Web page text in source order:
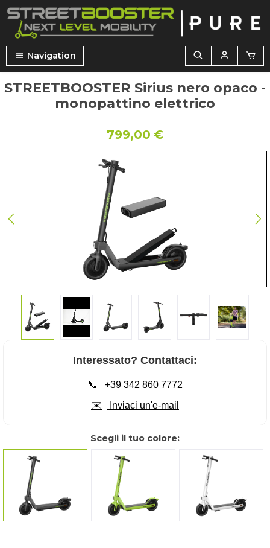
principale
Navigation
STREETBOOSTER Sirius nero opaco -
monopattino elettrico
799,00 €
Salta la galleria di immagini
Interessato? Contattaci:
📞
+39 342 860 7772
✉️
Inviaci un'e-mail
Scegli il tuo colore: